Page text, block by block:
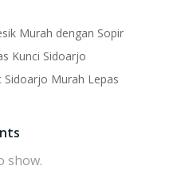
Murah dengan Sopir
Kunci Sidoarjo
Murah Lepas
show.